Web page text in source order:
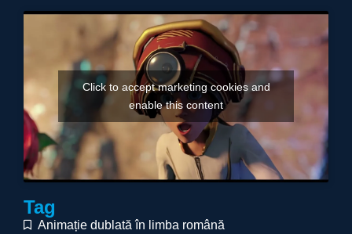
Click to accept marketing cookies and
enable this content
Tag
Animație dublată în limba română